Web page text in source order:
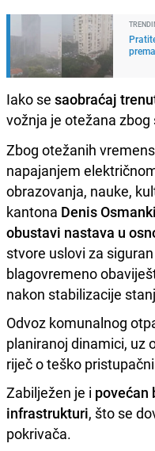
Iako se saobraćaj
vožnja je otežana
Zbog otežanih
napajanjem
obrazovanja, nauke,
kantona Denis
obustavi nastava u
stvore uslovi za
blagovremeno
nakon stabilizacije
Odvoz komunalnog
planiranoj dinamici, uz
riječ o teško
Zabilježen je i povećan
infrastrukturi, što se
pokrivača.